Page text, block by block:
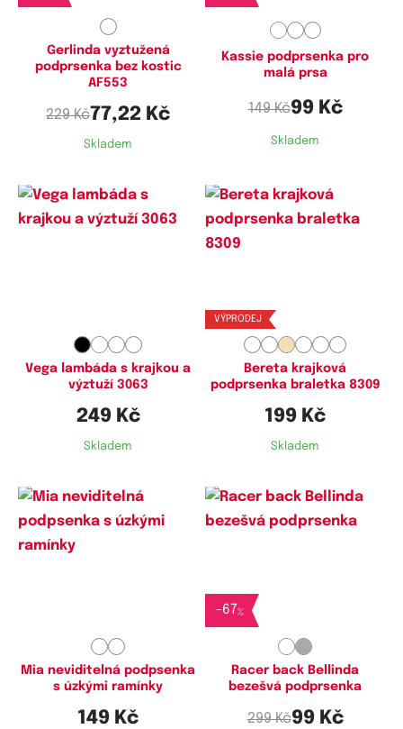
Gerlinda vyztužená
podprsenka bez kostic
AF553
229 Kč77,22 Kč
Skladem
Kassie podprsenka pro
malá prsa
149 Kč99 Kč
Skladem
Vega lambáda s krajkou a
výztuží 3063
249 Kč
Skladem
VÝPRODEJ
Bereta krajková
podprsenka braletka 8309
199 Kč
Skladem
Mia neviditelná podpsenka
s úzkými ramínky
149 Kč
-67%
Racer back Bellinda
bezešvá podprsenka
299 Kč99 Kč